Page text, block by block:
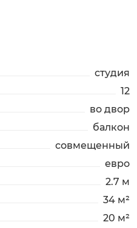
студия
12
во двор
балкон
совмещенный
евро
2.7 м
34 м²
20 м²